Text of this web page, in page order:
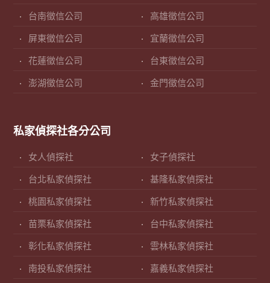
台南徵信公司 高雄徵信公司
屏東徵信公司 宜蘭徵信公司
花蓮徵信公司 台東徵信公司
澎湖徵信公司 金門徵信公司
私家偵探社各分公司
女人偵探社 女子偵探社
台北私家偵探社 基隆私家偵探社
桃園私家偵探社 新竹私家偵探社
苗栗私家偵探社 台中私家偵探社
彰化私家偵探社 雲林私家偵探社
南投私家偵探社 嘉義私家偵探社